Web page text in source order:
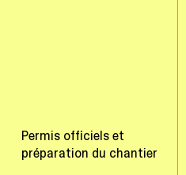
Permis officiels et
préparation du chantier